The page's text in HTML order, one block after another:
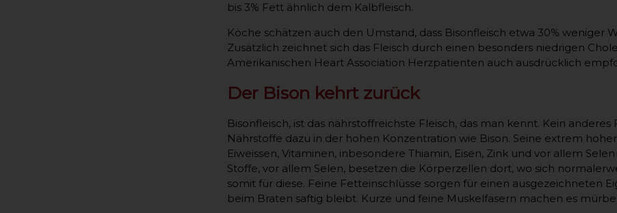
bis 3% Fett ähnlich dem Kalbfleisch.
Köche schätzen auch den Umstand, dass Bisonfleisch etwa 30% weniger
Zusätzlich zeichnet sich das Fleisch durch einen besonders niedrigen
Amerikanischen Heart Association Herzpatienten auch ausdrücklich
Der Bison kehrt zurück
Bisonfleisch, ist das nährstoffreichste Fleisch, das man kennt. Kein
Nährstoffe dazu in der hohen Konzentration wie Bison. Seine extrem
Eiweissen, Vitaminen, inbesondere Thiamin, Eisen, Zink und vor allem
Stoffe, vor allem Selen, besetzen die Körperzellen dort, wo sich
somit für diese. Feine Fetteinschlüsse sorgen für einen ausgezeichneten
beim Braten saftig bleibt. Kurze und feine Muskelfasern machen es mürbe